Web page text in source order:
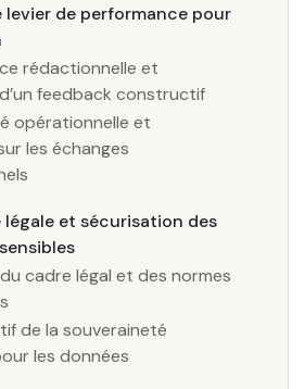
levier de performance pour
rédactionnelle et
feedback constructif
opérationnelle et
les échanges
et sécurisation des
cadre légal et des normes
de la souveraineté
les données